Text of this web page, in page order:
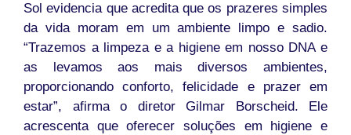
Sol evidencia que acredita que os prazeres simples
da vida moram em um ambiente limpo e sadio.
“Trazemos a limpeza e a higiene em nosso DNA e
as levamos aos mais diversos ambientes,
proporcionando conforto, felicidade e prazer em
estar”, afirma o diretor Gilmar Borscheid. Ele
acrescenta que oferecer soluções em higiene e